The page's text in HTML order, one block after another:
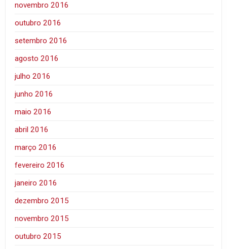
novembro 2016
outubro 2016
setembro 2016
agosto 2016
julho 2016
junho 2016
maio 2016
abril 2016
março 2016
fevereiro 2016
janeiro 2016
dezembro 2015
novembro 2015
outubro 2015